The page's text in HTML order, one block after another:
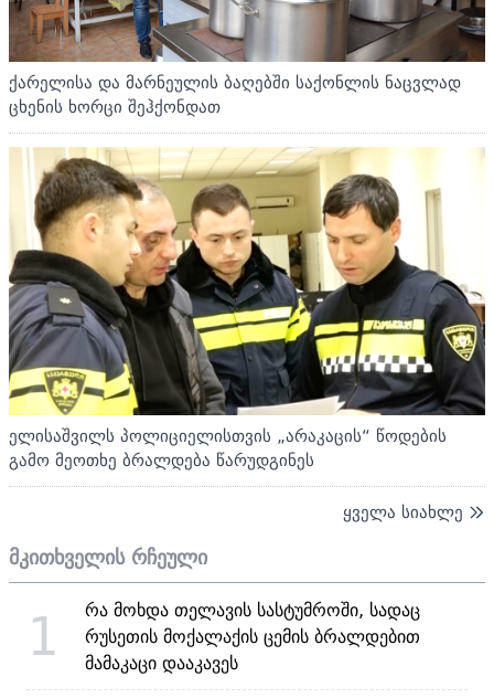
ქარელისა და მარნეულის ბაღებში საქონლის ნაცვლად
ცხენის ხორცი შეჰქონდათ
ელისაშვილს პოლიციელისთვის „არაკაცის“ წოდების
გამო მეოთხე ბრალდება წარუდგინეს
ყველა სიახლე
მკითხველის რჩეული
1
რა მოხდა თელავის სასტუმროში, სადაც
რუსეთის მოქალაქის ცემის ბრალდებით
მამაკაცი დააკავეს